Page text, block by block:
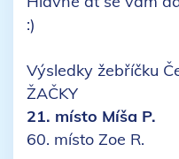
:)
Výsledky žebříčku
ŽAČKY
21. místo Míša P.
60. místo Zoe R.